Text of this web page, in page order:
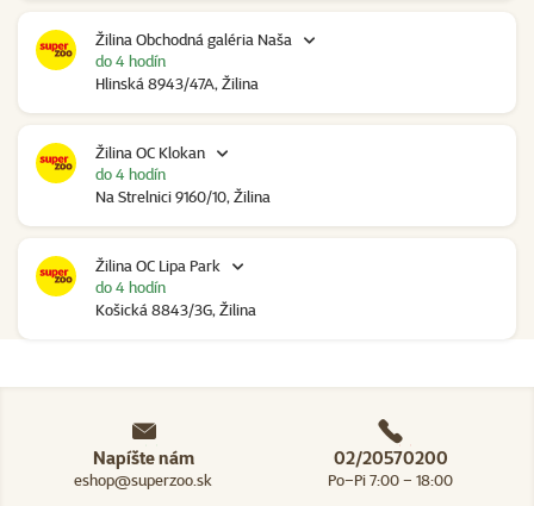
Žilina Obchodná galéria Naša
Hlinská 8943/47A, Žilina
do 4 hodín
Žilina OC Klokan
Na Strelnici 9160/10, Žilina
do 4 hodín
Žilina OC Lipa Park
Košická 8843/3G, Žilina
do 4 hodín
Napíšte nám
eshop@superzoo.sk
02/20570200
Po–Pi 7:00 – 18:00